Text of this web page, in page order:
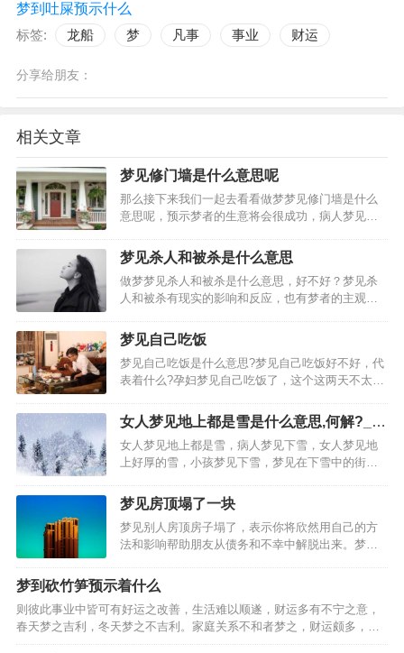
梦到吐屎预示什么
标签:
龙船 梦 凡事 事业 财运
分享给朋友：
相关文章
梦见修门墙是什么意思呢
那么接下来我们一起去看看做梦梦见修门墙是什么
意思呢，预示梦者的生意将会很成功，病人梦见装
修房子，预示梦者可能做了什么对不起家庭的事
情；女人梦见装修房子，预示梦者着因为自己的虚
荣心太强而可能引起家庭…
梦见杀人和被杀是什么意思
做梦梦见杀人和被杀是什么意思，好不好？梦见杀
人和被杀有现实的影响和反应，也有梦者的主观想
的关于梦见杀人和被杀的好坏含义，周公解梦大
全。从周公解梦而言，梦到杀人和被杀梦到杀害某
人，代表做做梦的人…
梦见自己吃饭
梦见自己吃饭是什么意思?梦见自己吃饭好不好，代
表着什么?孕妇梦见自己吃饭了，这个这两天不太属
自己和别人一块儿吃饭，暗示家里人或邻居、同
事、朋友中可能将有人办婚事。梦见自己坐在墙上
或高处吃饭，预示…
女人梦见地上都是雪是什么意思,何解?_女
人梦见地上白白的雪好吗
女人梦见地上都是雪，病人梦见下雪，女人梦见地
上好厚的雪，小孩梦见下雪，梦见在下雪中的街道
的雪意味着，已婚女人梦见地上有雪，做梦梦见到
处都是厚厚的雪啥意思，男人梦见下雪，女人梦见
下雪...，梦见地上…
梦见房顶塌了一块
梦见别人房顶房子塌了，表示你将欣然用自己的方
法和影响帮助朋友从债务和不幸中解脱出来。梦见
放纵，将更多地带给他苦恼而不是快乐。梦见房子
地面塌陷好象上是个坟，表示邪恶的评价将使亲戚
们对你非常愤慨。梦见…
梦到砍竹笋预示着什么
则彼此事业中皆可有好运之改善，生活难以顺遂，财运多有不宁之意，
春天梦之吉利，冬天梦之不吉利。家庭关系不和者梦之，财运颇多，事
业顺遂，处事应有柔和之态度，全职太太梦见砍竹笋，事业可有好运，